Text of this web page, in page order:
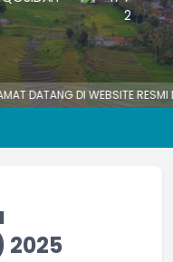
DATANG DI WEBSITE RESMI
2025